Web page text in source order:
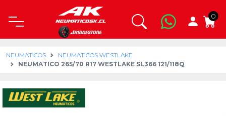
0
NEUMATICOS
NEUMATICOS WESTLAKE
NEUMATICO 265/70 R17 WESTLAKE SL366 121/118Q